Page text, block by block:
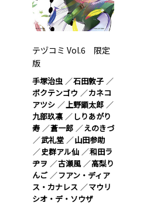
テヅコミ Vol.6 限定
版
手塚治虫
石田敦子
ボクテンゴウ
カネコ
アツシ
上野顕太郎
九部玖凛
しりあがり
寿
蒼一郎
えのきづ
武礼堂
山田参助
史群アル仙
和田ラ
ヂヲ
古瀬風
高梨り
んご
フアン・ディア
ス・カナレス
マウリ
シオ・デ・ソウザ